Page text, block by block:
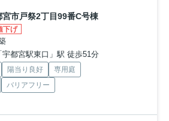
市戸祭2丁目99番C号棟
下げ
都宮駅東口」駅 徒歩51分
陽当り良好
専用庭
バリアフリー